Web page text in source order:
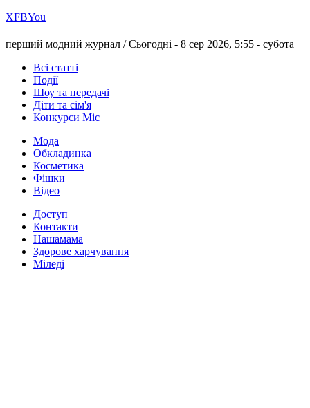
ХFBYou
перший модний журнал /Сьогодні - 8 сер 2026, 5:55 - субота
Всі статті
Події
Шоу та передачі
Діти та сім'я
Конкурси Міс
Мода
Обкладинка
Косметика
Фішки
Відео
Доступ
Контакти
Нашамама
Здорове харчування
Міледі